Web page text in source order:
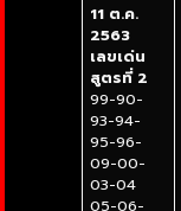
11 ต.ค.
2563
เลขเด่น
สูตรที่ 2
99-90-
93-94-
95-96-
09-00-
03-04
05-06-